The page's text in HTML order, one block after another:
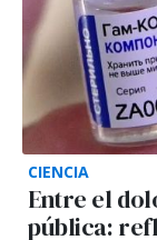
CIENCIA
Entre el
pública: